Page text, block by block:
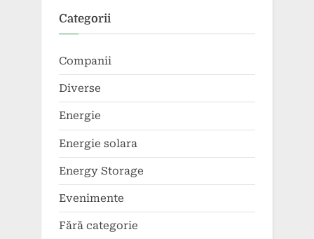
Categorii
Companii
Diverse
Energie
Energie solara
Energy Storage
Evenimente
Fără categorie